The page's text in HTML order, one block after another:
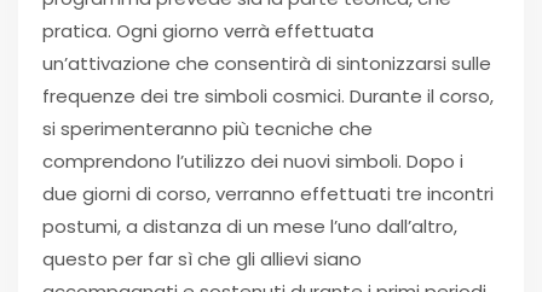
pratica. Ogni giorno verrà effettuata
un’attivazione che consentirà di sintonizzarsi sulle
frequenze dei tre simboli cosmici. Durante il corso,
si sperimenteranno più tecniche che
comprendono l’utilizzo dei nuovi simboli. Dopo i
due giorni di corso, verranno effettuati tre incontri
postumi, a distanza di un mese l’uno dall’altro,
questo per far sì che gli allievi siano